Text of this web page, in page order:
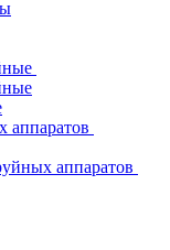
аппаратов
аппаратов